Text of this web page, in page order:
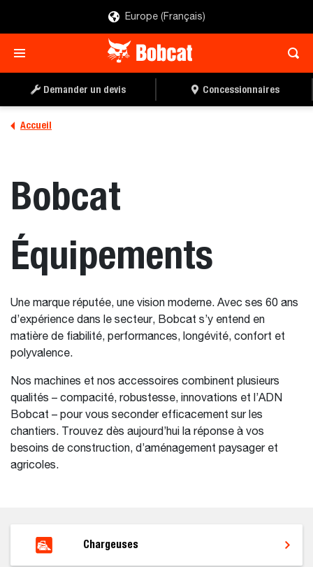
Europe (Français)
Demander un devis Concessionnaires
Accueil
Bobcat
Équipements
Une marque réputée, une vision moderne. Avec ses 60 ans
d’expérience dans le secteur, Bobcat s’y entend en
matière de fiabilité, performances, longévité, confort et
polyvalence.
Nos machines et nos accessoires combinent plusieurs
qualités – compacité, robustesse, innovations et l’ADN
Bobcat – pour vous seconder efficacement sur les
chantiers. Trouvez dès aujourd’hui la réponse à vos
besoins de construction, d’aménagement paysager et
agricoles.
Chargeuses